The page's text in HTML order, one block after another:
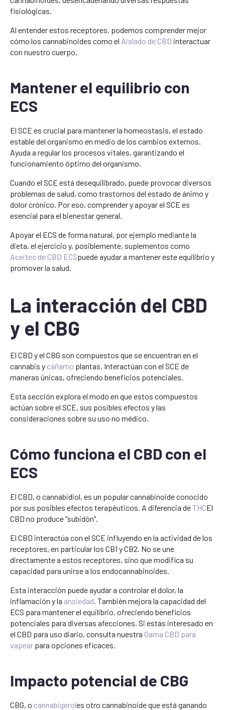
fisiológicas.
Al entender estos receptores, podemos comprender mejor
cómo los cannabinoides como el Aislado de CBD interactuar
con nuestro cuerpo.
Mantener el equilibrio con
ECS
El SCE es crucial para mantener la homeostasis, el estado
estable del organismo en medio de los cambios externos.
Ayuda a regular los procesos vitales, garantizando el
funcionamiento óptimo del organismo.
Cuando el SCE está desequilibrado, puede provocar diversos
problemas de salud, como trastornos del estado de ánimo y
dolor crónico. Por eso, comprender y apoyar el SCE es
esencial para el bienestar general.
Apoyar el ECS de forma natural, por ejemplo mediante la
dieta, el ejercicio y, posiblemente, suplementos como
Aceites de CBD ECSpuede ayudar a mantener este equilibrio y
promover la salud.
La interacción del CBD
y el CBG
El CBD y el CBG son compuestos que se encuentran en el
cannabis y cáñamo plantas. Interactúan con el SCE de
maneras únicas, ofreciendo beneficios potenciales.
Esta sección explora el modo en que estos compuestos
actúan sobre el SCE, sus posibles efectos y las
consideraciones sobre su uso no médico.
Cómo funciona el CBD con el
ECS
El CBD, o cannabidiol, es un popular cannabinoide conocido
por sus posibles efectos terapéuticos. A diferencia deTHCEl
CBD no produce "subidón".
El CBD interactúa con el SCE influyendo en la actividad de los
receptores, en particular los CB1 y CB2. No se une
directamente a estos receptores, sino que modifica su
capacidad para unirse a los endocannabinoides.
Esta interacción puede ayudar a controlar el dolor, la
inflamación y la ansiedad. También mejora la capacidad del
ECS para mantener el equilibrio, ofreciendo beneficios
potenciales para diversas afecciones. Si estás interesado en
el CBD para uso diario, consulta nuestra Gama CBD para
vapear para opciones eficaces.
Impacto potencial de CBG
CBG, o cannabigeroles otro cannabinoide que está ganando